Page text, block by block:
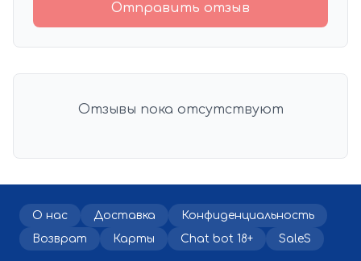
Отправить отзыв
Отзывы пока отсутствуют
О нас Доставка
Конфиденциальность
Возврат
Карты Chat bot 18+ SaleS